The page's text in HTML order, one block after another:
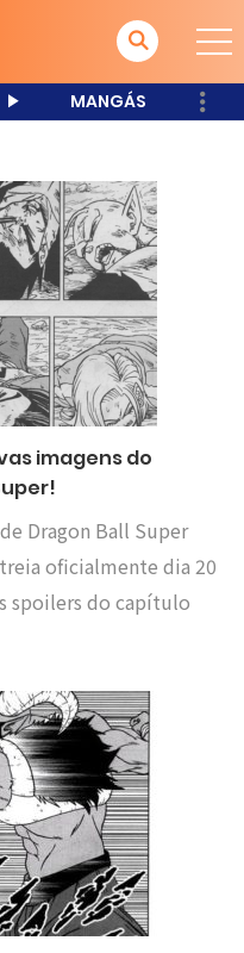
MANGÁS
imagens do
Dragon Ball Super
oficialmente dia 20
spoilers do capítulo